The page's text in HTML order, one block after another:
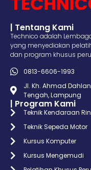
| Tentang Kami
Technico adalah
yang menyediakan
dan program khusus
0813-6606-1993
Jl. Kh. Ahmad
Tengah, Lampung
| Program Kami
Teknik Kendaraan
Teknik Sepeda Motor
Kursus Komputer
Kursus Mengemudi